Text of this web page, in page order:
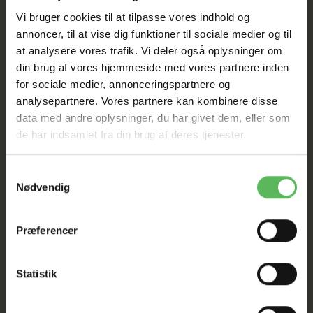
Vi bruger cookies til at tilpasse vores indhold og
annoncer, til at vise dig funktioner til sociale medier og til
at analysere vores trafik. Vi deler også oplysninger om
din brug af vores hjemmeside med vores partnere inden
for sociale medier, annonceringspartnere og
analysepartnere. Vores partnere kan kombinere disse
data med andre oplysninger, du har givet dem, eller som
de har indsamlet fra din brug af deres tjenester.
Nødvendig
Præferencer
Statistik
Tilbud GÆLDER IKKE
I FYSISK BUTIKKERE
BESKRIVELSE
- 750 Gram
- Tilsat lækker urter